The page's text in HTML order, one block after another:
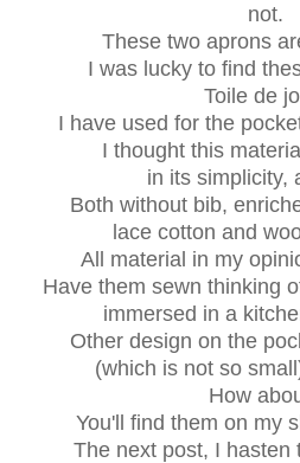
not.
These two aprons
I was lucky to find
Toile de
I have used for the
I thought this
in its simplicity,
Both without bib,
lace cotton and
All material in my
Have them sewn thinking
immersed in a
Other design on the
(which is not so small
How
You'll find them on my
The next post, I hasten